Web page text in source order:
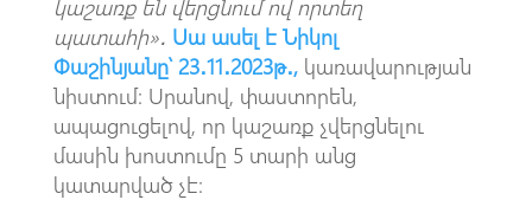
կաշառք են վերցնում ով որտեղ
պատահի»․ Սա ասել է Նիկոլ
Փաշինյանը՝ 23․11․2023թ․, կառավարության
նիստում։ Սրանով, փաստորեն,
ապացուցելով, որ կաշառք չվերցնելու
մասին խոստումը 5 տարի անց
կատարված չէ։